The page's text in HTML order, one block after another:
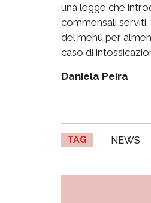
una legge che
commensali
del menù per
caso di
Daniela Peira
TAG NEWS